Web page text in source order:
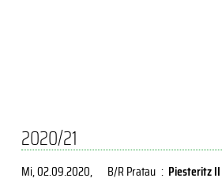
2020/21
Mi, 02.09.2020, B/R Pratau : Piesteritz II